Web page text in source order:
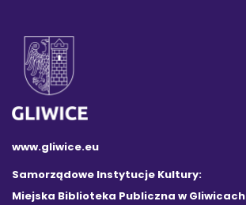
www.gliwice.eu
Samorządowe Instytucje Kultury:
Miejska Biblioteka Publiczna w Gliwicach